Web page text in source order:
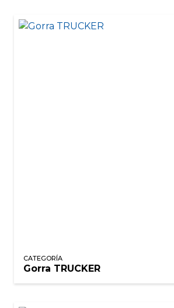
CATEGORÍA
Gorra TRUCKER